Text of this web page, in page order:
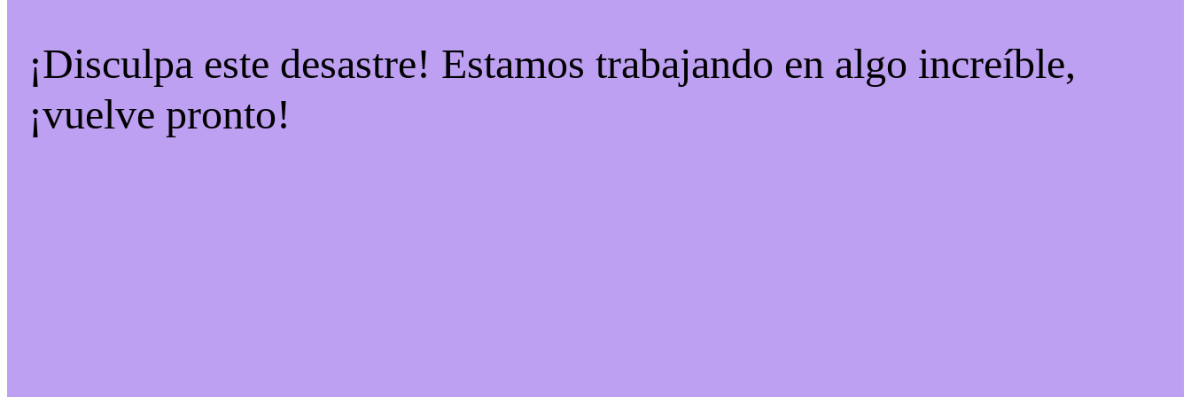
¡Disculpa este desastre! Estamos trabajando en algo increíble,
¡vuelve pronto!